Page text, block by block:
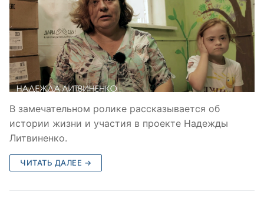
В замечательном ролике рассказывается об
истории жизни и участия в проекте Надежды
Литвиненко.
ЧИТАТЬ ДАЛЕЕ →